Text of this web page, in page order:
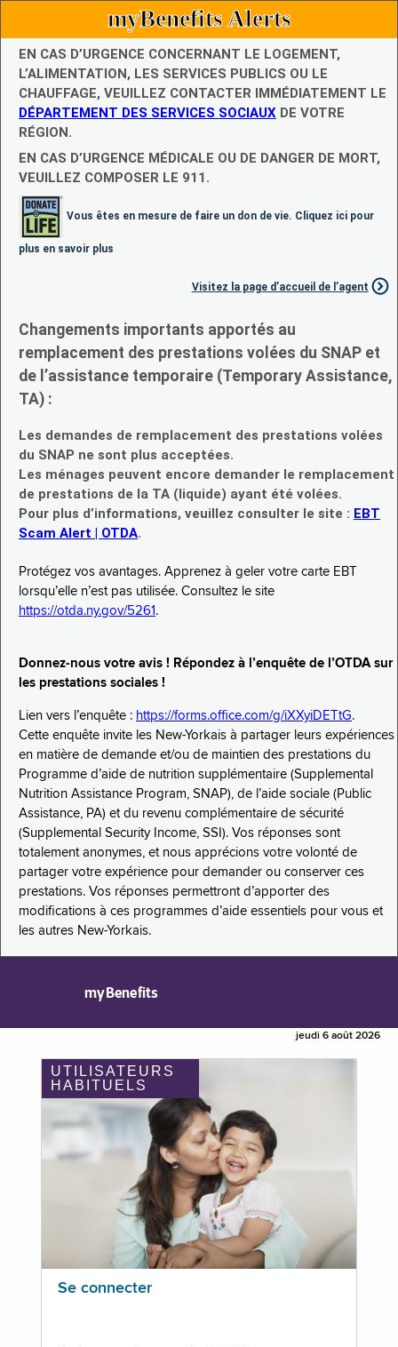
myBenefits Alerts
EN CAS D’URGENCE CONCERNANT LE LOGEMENT,
L’ALIMENTATION, LES SERVICES PUBLICS OU LE
CHAUFFAGE, VEUILLEZ CONTACTER IMMÉDIATEMENT LE
DÉPARTEMENT DES SERVICES SOCIAUX DE VOTRE
RÉGION.
EN CAS D’URGENCE MÉDICALE OU DE DANGER DE MORT,
VEUILLEZ COMPOSER LE 911.
Vous êtes en mesure de faire un don de vie. Cliquez ici pour
plus en savoir plus
Visitez la page d’accueil de l’agent
Changements importants apportés au
remplacement des prestations volées du SNAP et
de l’assistance temporaire (Temporary Assistance,
TA) :
Les demandes de remplacement des prestations volées
du SNAP ne sont plus acceptées.
Les ménages peuvent encore demander le remplacement
de prestations de la TA (liquide) ayant été volées.
Pour plus d’informations, veuillez consulter le site : EBT
Scam Alert | OTDA.
Protégez vos avantages. Apprenez à geler votre carte EBT
lorsqu’elle n’est pas utilisée. Consultez le site
https://otda.ny.gov/5261 .
Donnez-nous votre avis ! Répondez à l’enquête de l’OTDA sur
les prestations sociales !
Lien vers l’enquête : https://forms.office.com/g/iXXyiDETtG.
Cette enquête invite les New-Yorkais à partager leurs expériences
en matière de demande et/ou de maintien des prestations du
Programme d’aide de nutrition supplémentaire (Supplemental
Nutrition Assistance Program, SNAP), de l’aide sociale (Public
Assistance, PA) et du revenu complémentaire de sécurité
(Supplemental Security Income, SSI). Vos réponses sont
totalement anonymes, et nous apprécions votre volonté de
partager votre expérience pour demander ou conserver ces
prestations. Vos réponses permettront d’apporter des
modifications à ces programmes d’aide essentiels pour vous et
les autres New-Yorkais.
myBenefits
jeudi 6 août 2026
UTILISATEURS
HABITUELS
Se connecter